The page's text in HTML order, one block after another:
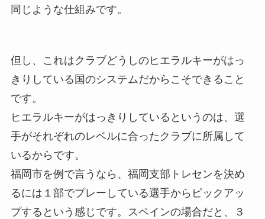
同じような仕組みです。
但し、これはクラブどうしのヒエラルキーがはっ
きりしている国のシステムだからこそできること
です。
ヒエラルキーがはっきりしているというのは、選
手がそれぞれのレベルに合ったクラブに所属して
いるからです。
福岡市を例で言うなら、福岡支部トレセンを決め
るには１部でプレーしている選手からピックアッ
プするという感じです。スペインの場合だと、３